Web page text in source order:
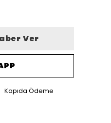
Ver
Kapıda Ödeme